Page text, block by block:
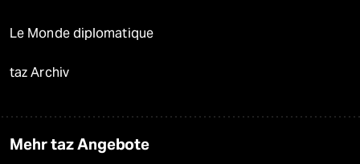
Le Monde diplomatique
taz Archiv
Mehr taz Angebote